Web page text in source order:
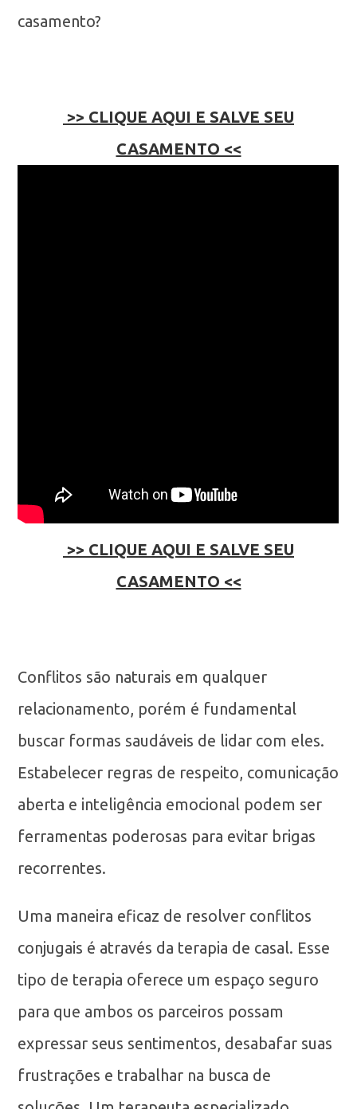
casamento?
>> CLIQUE AQUI E SALVE SEU
CASAMENTO <<
>> CLIQUE AQUI E SALVE SEU
CASAMENTO <<
Conflitos são naturais em qualquer
relacionamento, porém é fundamental
buscar formas saudáveis de lidar com eles.
Estabelecer regras de respeito, comunicação
aberta e inteligência emocional podem ser
ferramentas poderosas para evitar brigas
recorrentes.
Uma maneira eficaz de resolver conflitos
conjugais é através da terapia de casal. Esse
tipo de terapia oferece um espaço seguro
para que ambos os parceiros possam
expressar seus sentimentos, desabafar suas
frustrações e trabalhar na busca de